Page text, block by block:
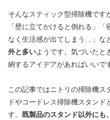
そんなスティック型掃除機です
「壁に立てかけると倒れる」
なく生活感が出てしまう…」な
外と多いようです。気づいたと
納するアイデアがあればいいで
この記事ではニトリの掃除機ス
ドやコードレス掃除機スタン
す。
既製品のスタンド以外にも